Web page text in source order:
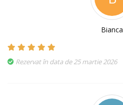
Bianca
Rezervat în data de 25 martie 2026